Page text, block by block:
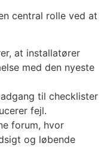
central rolle ved at
at installatører
med den nyeste
til checklister
fejl.
forum, hvor
og løbende